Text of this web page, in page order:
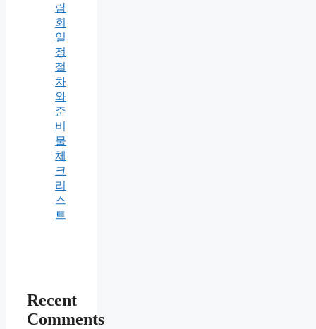
람
회
일
정
절
차
와
준
비
물
체
크
리
스
트
Recent
Comments